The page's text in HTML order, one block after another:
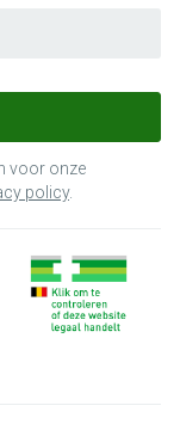
voor onze
policy.